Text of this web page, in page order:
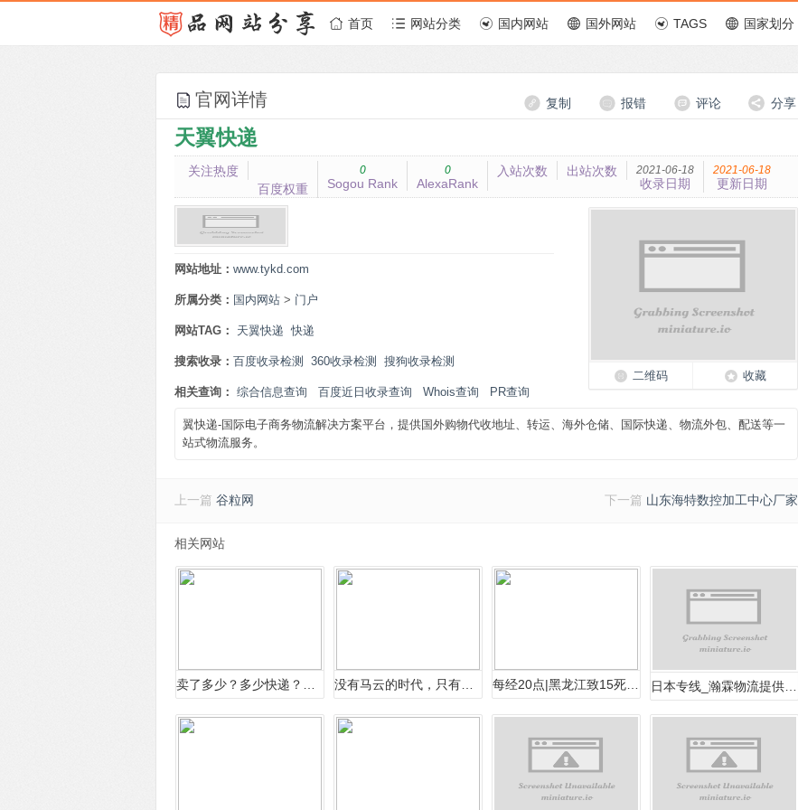
首页 网站分类 国内网站 国外网站 TAGS 国家划分
分享
评论
报错
复制
官网详情
天翼快递
关注热度
百度权重
0
Sogou Rank
0
AlexaRank
入站次数 出站次数 2021-06-18
收录日期
2021-06-18
更新日期
网站地址： www.tykd.com
所属分类： 国内网站 > 门户
网站TAG： 天翼快递 快递
搜索收录： 百度收录检测 360收录检测 搜狗收录检测
相关查询： 综合信息查询 百度近日收录查询 Whois查询 PR查询
二维码 收藏
翼快递-国际电子商务物流解决方案平台，提供国外购物代收地址、转运、海外仓储、国际快递、物流外包、配送等一
站式物流服务。
上一篇 谷粒网 下一篇 山东海特数控加工中心厂家
相关网站